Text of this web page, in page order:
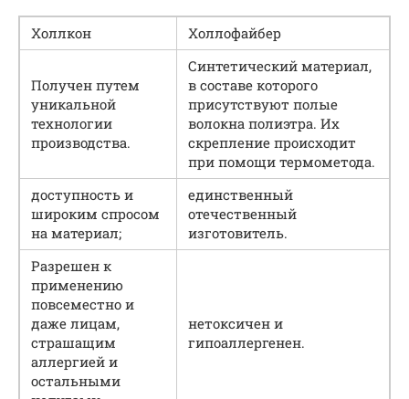
Холлкон Холлофайбер
Получен путем
уникальной
технологии
производства.
Синтетический материал,
в составе которого
присутствуют полые
волокна полиэтра. Их
скрепление происходит
при помощи термометода.
доступность и
широким спросом
на материал;
единственный
отечественный
изготовитель.
Разрешен к
применению
повсеместно и
даже лицам,
страшащим
аллергией и
остальными
нетоксичен и
гипоаллергенен.